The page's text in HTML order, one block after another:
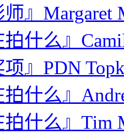
师』Margaret
拍什么』
项』PDN
拍什么』
拍什么』Tim